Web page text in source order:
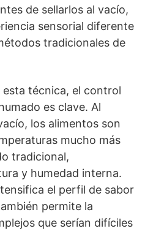
de sellarlos al vacío,
sensorial diferente
tradicionales de
técnica, el control
es clave. Al
los alimentos son
mucho más
tradicional,
y humedad interna.
el perfil de sabor
permite la
que serían difíciles